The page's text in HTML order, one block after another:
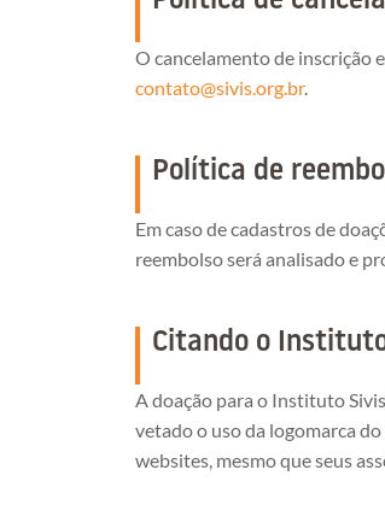
O cancelamento de inscrição
contato@sivis.org.br.
Política de
Em caso de cadastros de
reembolso será analisado e
Citando o
A doação para o Instituto
vetado o uso da logomarca
websites, mesmo que seus